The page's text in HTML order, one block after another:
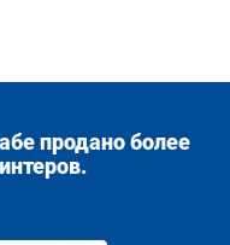
продано более